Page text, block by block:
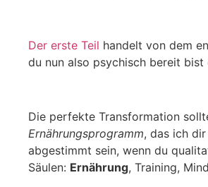
Der erste Teil handelt von dem
du nun also psychisch bereit
Die perfekte Transformation
Ernährungsprogramm, das ich
abgestimmt sein, wenn du
Säulen: Ernährung, Training,